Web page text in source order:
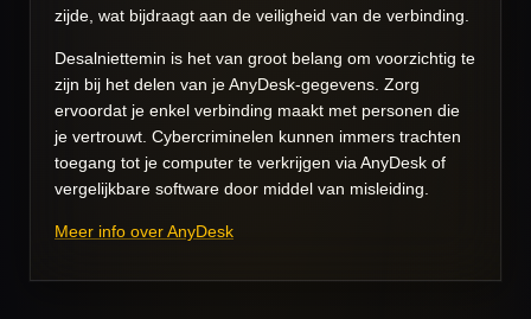
zijde, wat bijdraagt aan de veiligheid van de verbinding.
Desalniettemin is het van groot belang om voorzichtig te
zijn bij het delen van je AnyDesk-gegevens. Zorg
ervoordat je enkel verbinding maakt met personen die
je vertrouwt. Cybercriminelen kunnen immers trachten
toegang tot je computer te verkrijgen via AnyDesk of
vergelijkbare software door middel van misleiding.
Meer info over AnyDesk